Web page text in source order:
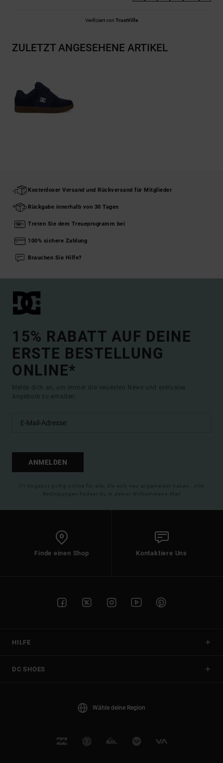
Verifiziert von TrustVille
ZULETZT ANGESEHENE ARTIKEL
Kostenloser Versand und Rückversand für Mitglieder
Rückgabe innerhalb von 30 Tagen
Treten Sie dem Treueprogramm bei
100% sichere Zahlung
Brauchen Sie Hilfe?
15% RABATT AUF DEINE
ERSTE BESTELLUNG
ONLINE*
Melde dich an, um immer die neuesten News und exklusive
Angebote zu erhalten.
ANMELDEN
(*) Angebot gültig online für alle, die sich neu angemeldet haben - Alle
Bedingungen findest du in deiner Willkommens-Mail
Finde einen Shop Kontaktiere Uns
HILFE
DC SHOES
Wähle deine Region